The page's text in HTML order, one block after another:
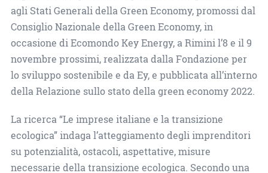
agli Stati Generali della Green Economy, promossi dal
Consiglio Nazionale della Green Economy, in
occasione di Ecomondo Key Energy, a Rimini l’8 e il 9
novembre prossimi, realizzata dalla Fondazione per
lo sviluppo sostenibile e da Ey, e pubblicata all’interno
della Relazione sullo stato della green economy 2022.
La ricerca “Le imprese italiane e la transizione
ecologica” indaga l’atteggiamento degli imprenditori
su potenzialità, ostacoli, aspettative, misure
necessarie della transizione ecologica. Secondo una